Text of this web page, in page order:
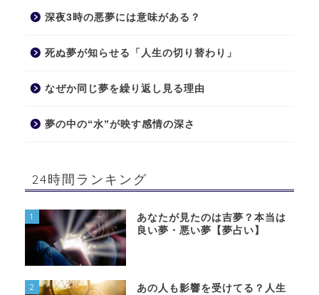
深夜3時の悪夢には意味がある？
死ぬ夢が知らせる「人生の切り替わり」
なぜか同じ夢を繰り返し見る理由
夢の中の“水”が映す感情の深さ
24時間ランキング
1
あなたが見たのは吉夢？本当は
良い夢・悪い夢【夢占い】
2
あの人も影響を受けてる？人生